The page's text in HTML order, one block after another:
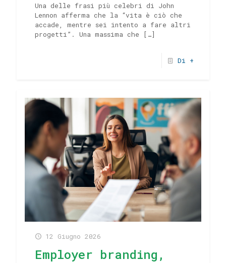
Una delle frasi più celebri di John
Lennon afferma che la “vita è ciò che
accade, mentre sei intento a fare altri
progetti”. Una massima che […]
Di +
12 Giugno 2026
Employer branding,